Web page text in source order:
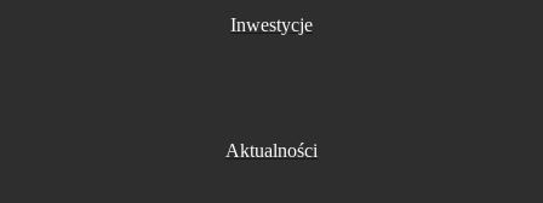
Inwestycje
Aktualności